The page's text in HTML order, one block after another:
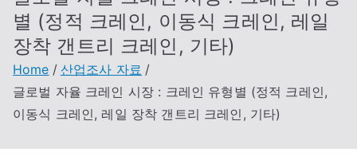
별 (정적 크레인, 이동식 크레인, 레일
장착 갠트리 크레인, 기타)
Home
산업조사 자료
글로벌 자율 크레인 시장 : 크레인 유형별 (정적 크레인,
이동식 크레인, 레일 장착 갠트리 크레인, 기타)